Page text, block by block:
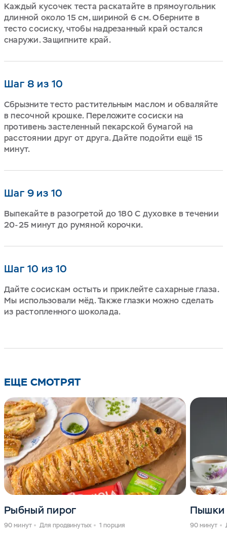
Каждый кусочек теста раскатайте в прямоугольник
длинной около 15 см, шириной 6 см. Оберните в
тесто сосиску, чтобы надрезанный край остался
снаружи. Защипните край.
Шаг 8 из 10
Сбрызните тесто растительным маслом и обваляйте
в песочной крошке. Переложите сосиски на
противень застеленный пекарской бумагой на
расстоянии друг от друга. Дайте подойти ещё 15
минут.
Шаг 9 из 10
Выпекайте в разогретой до 180 С духовке в течении
20-25 минут до румяной корочки.
Шаг 10 из 10
Дайте сосискам остыть и приклейте сахарные глаза.
Мы использовали мёд. Также глазки можно сделать
из растопленного шоколада.
ЕЩЕ СМОТРЯТ
Рыбный пирог
90 минут Для продвинутых 1 порция
Пышки
90 минут